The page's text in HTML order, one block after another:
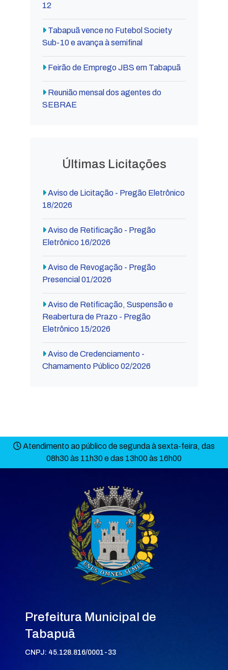
12
Tabapuã vence no Futebol Society
Sub-10 e avança à semifinal
Feirão de Emprego JBS em Tabapuã
Reunião mensal dos agentes do
SEBRAE
Últimas Licitações
Aviso de Licitação - Pregão Eletrônico
18/2026
Aviso de Retificação - Pregão
Eletrônico 16/2026
Aviso de Revogação - Pregão
Presencial 01/2026
Aviso de Retificação, Suspensão e
Reabertura de Prazo - Pregão
Eletrônico 15/2026
Aviso de Credenciamento -
Chamamento Público 02/2026
Atendimento ao público de segunda à sexta-feira, das
08h30 às 11h30 e das 13h00 às 16h00
Prefeitura Municipal de
Tabapuã
CNPJ: 45.128.816/0001-33